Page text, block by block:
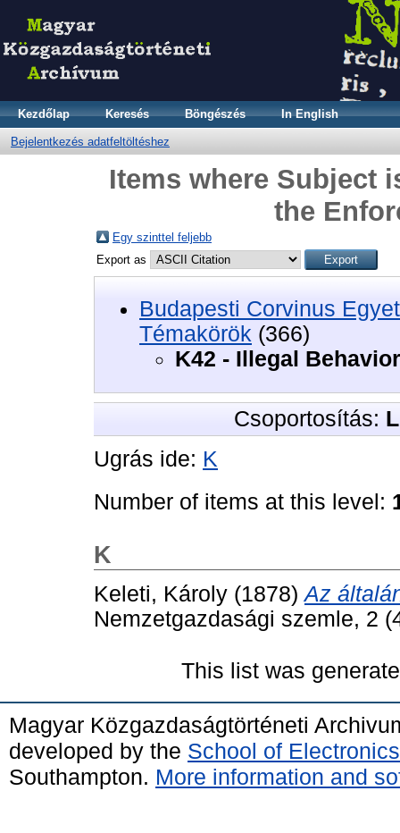
Kezdőlap Keresés Böngészés In English
Bejelentkezés adatfeltöltéshez
Items where Subject
the
Egy szinttel feljebb
Export as
Budapesti Corvinus
Témakörök (366)
K42 - Illegal
Csoportosítás:
Ugrás ide: K
Number of items at this level:
K
Keleti, Károly (1878)Az
Nemzetgazdasági szemle, 2
This list was
Magyar Közgazdaságtörténeti
developed by the School of
Southampton. More information and